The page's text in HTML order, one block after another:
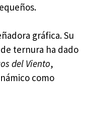
gráfica. Su
ternura ha dado
del Viento,
como